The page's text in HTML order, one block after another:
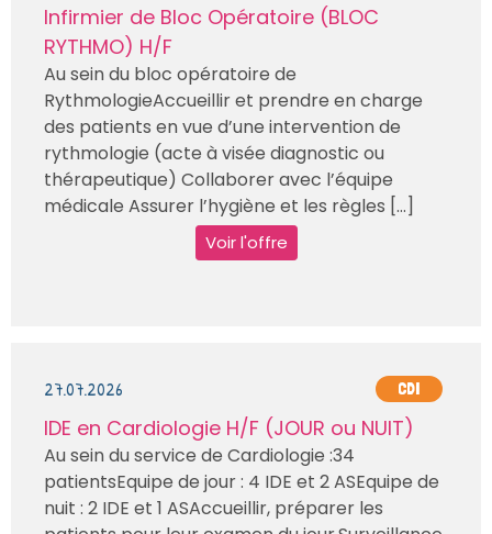
Infirmier de Bloc Opératoire (BLOC
RYTHMO) H/F
Au sein du bloc opératoire de
RythmologieAccueillir et prendre en charge
des patients en vue d’une intervention de
rythmologie (acte à visée diagnostic ou
thérapeutique) Collaborer avec l’équipe
médicale Assurer l’hygiène et les règles [...]
Voir l'offre
27.07.2026 CDI
IDE en Cardiologie H/F (JOUR ou NUIT)
Au sein du service de Cardiologie :34
patientsEquipe de jour : 4 IDE et 2 ASEquipe de
nuit : 2 IDE et 1 ASAccueillir, préparer les